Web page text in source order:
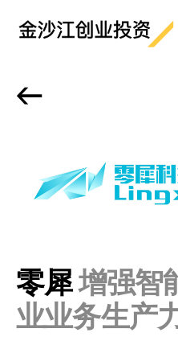
<-
零犀增强智
业业务生产